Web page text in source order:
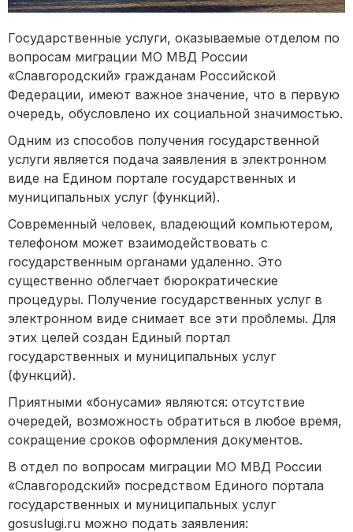
Государственные услуги, оказываемые отделом по
вопросам миграции МО МВД России
«Славгородский» гражданам Российской
Федерации, имеют важное значение, что в первую
очередь, обусловлено их социальной значимостью.
Одним из способов получения государственной
услуги является подача заявления в электронном
виде на Едином портале государственных и
муниципальных услуг (функций).
Современный человек, владеющий компьютером,
телефоном может взаимодействовать с
государственным органами удаленно. Это
существенно облегчает бюрократические
процедуры. Получение государственных услуг в
электронном виде снимает все эти проблемы. Для
этих целей создан Единый портал
государственных и муниципальных услуг
(функций).
Приятными «бонусами» являются: отсутствие
очередей, возможность обратиться в любое время,
сокращение сроков оформления документов.
В отдел по вопросам миграции МО МВД России
«Славгородский» посредством Единого портала
государственных и муниципальных услуг
gosuslugi.ru можно подать заявления: